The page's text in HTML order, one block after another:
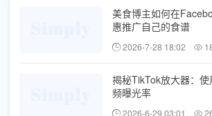
美食博主如何在
惠推广自己的食谱
2026-7-28 18:02
揭秘TikTok放大器：
频曝光率
2026-6-29 03:01